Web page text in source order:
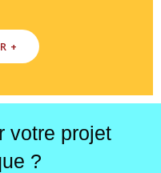
+
votre projet
?